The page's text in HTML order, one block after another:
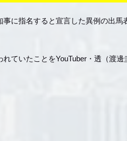
に指名すると宣言した異例の出馬
ていたことをYouTuber・透（渡邊